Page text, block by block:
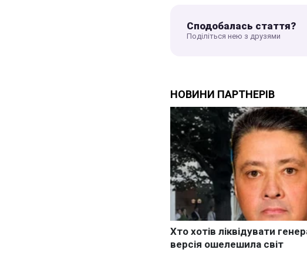
Сподобалась стаття?
Поділіться нею з друзями